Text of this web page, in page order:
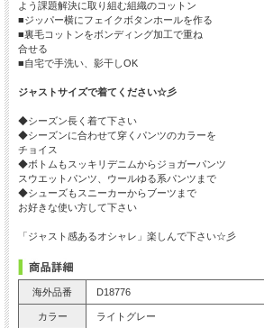
よう課題解決に取り組む組織のコットン
■ジッパー横にフェイクボタンホールを作る
■裏毛コットンをボンディング加工で重ね
合せる
■自宅で手洗い、影干しOK
ジャストサイズで着てください☆彡
◆シーズン長く着て下さい
◆シーズンに合わせて穿くパンツのカラーを
チョイス
◆ボトムもスッキリデニムからジョガーパンツ
スウエットパンツ、ウールゆる系パンツまで
◆シューズもスニーカーからブーツまで
お好きな使い方して下さい
「ジャスト感あるオシャレ」楽しんで下さい☆彡
海外品番 D18776
カラー ライトグレー